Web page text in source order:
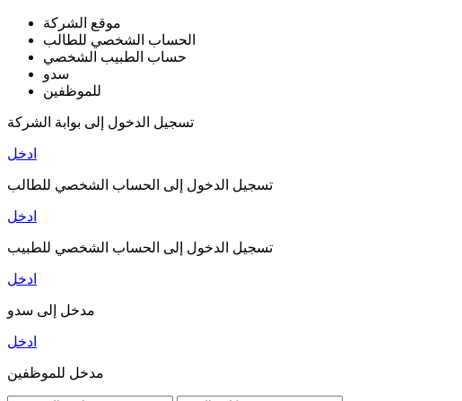
موقع الشركة
الحساب الشخصي للطالب
حساب الطبيب الشخصي
سدو
للموظفين
تسجيل الدخول إلى بوابة الشركة
ادخل
تسجيل الدخول إلى الحساب الشخصي للطالب
ادخل
تسجيل الدخول إلى الحساب الشخصي للطبيب
ادخل
مدخل إلى سدو
ادخل
مدخل للموظفين